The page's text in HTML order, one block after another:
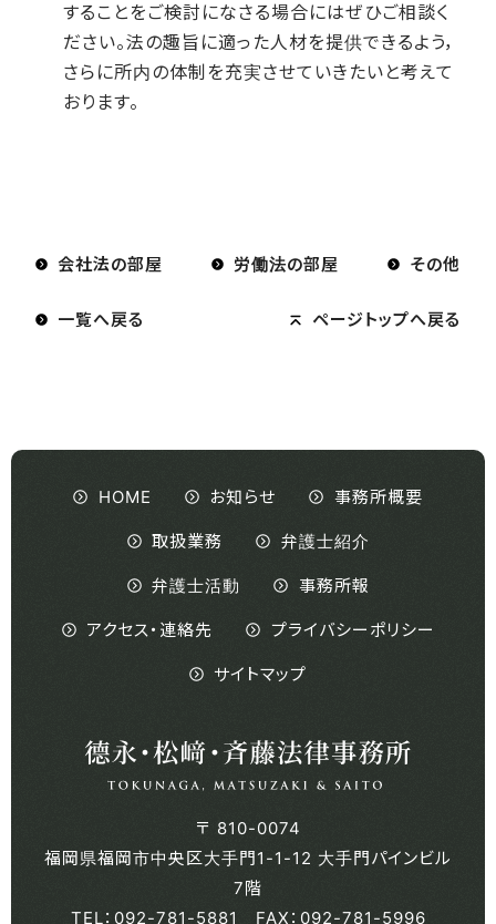
することをご検討になさる場合にはぜひご相談く
ださい。法の趣旨に適った人材を提供できるよう，
さらに所内の体制を充実させていきたいと考えて
おります。
会社法の部屋 労働法の部屋 その他
一覧へ戻る ページトップへ戻る
〒 810-0074
福岡県福岡市中央区大手門1-1-12 大手門パインビル
7階
TEL：092-781-5881 FAX：092-781-5996
HOME お知らせ 事務所概要
取扱業務 弁護士紹介
弁護士活動 事務所報
アクセス・連絡先 プライバシーポリシー
サイトマップ